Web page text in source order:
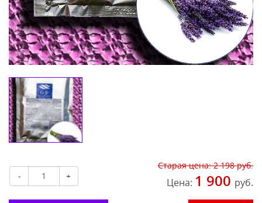
- +
Старая цена:2 198 руб.
Цена: 1 900 руб.